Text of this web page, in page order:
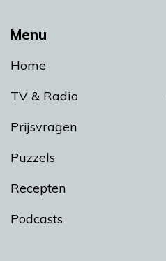
Menu
Home
TV & Radio
Prijsvragen
Puzzels
Recepten
Podcasts